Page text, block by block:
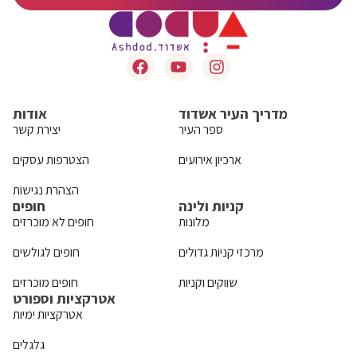
אודות
יצירת קשר
הצטרפות עסקים
הצהרת נגישות
מדריך העיר אשדוד
ספר העיר
ארכיון אירועים
חופים
חופים לא מוכרזים
חופים לגולשים
חופים מוכרזים
קניות ולינה
מלונות
מרכזי קניות גדולים
שווקים וקניות
אטרקציות וספורט
אטרקציות ימיות
גלגלים